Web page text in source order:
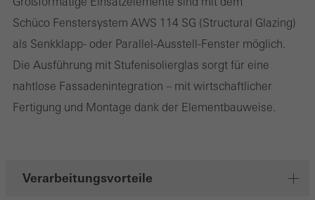
Schüco Fenstersystem AWS 114 SG (Structural Glazing)
als Senkklapp- oder Parallel-Ausstell-Fenster möglich.
Die Ausführung mit Stufenisolierglas sorgt für eine
nahtlose Fassadenintegration – mit wirtschaftlicher
Fertigung und Montage dank der Elementbauweise.
Verarbeitungsvorteile
Speichern